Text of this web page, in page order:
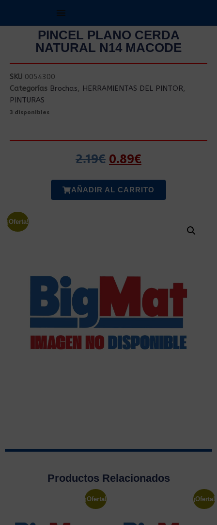
PINCEL PLANO CERDA
NATURAL N14 MACODE
SKU 0054300
Categorías Brochas, HERRAMIENTAS DEL PINTOR,
PINTURAS
3 disponibles
2.19€ 0.89€
AÑADIR AL CARRITO
¡Oferta!
Productos Relacionados
¡Oferta! ¡Oferta!